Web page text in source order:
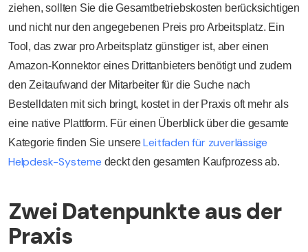
ziehen, sollten Sie die Gesamtbetriebskosten berücksichtigen
und nicht nur den angegebenen Preis pro Arbeitsplatz. Ein
Tool, das zwar pro Arbeitsplatz günstiger ist, aber einen
Amazon-Konnektor eines Drittanbieters benötigt und zudem
den Zeitaufwand der Mitarbeiter für die Suche nach
Bestelldaten mit sich bringt, kostet in der Praxis oft mehr als
eine native Plattform. Für einen Überblick über die gesamte
Kategorie finden Sie unsere Leitfaden für zuverlässige
Helpdesk-Systeme deckt den gesamten Kaufprozess ab.
Zwei Datenpunkte aus der
Praxis